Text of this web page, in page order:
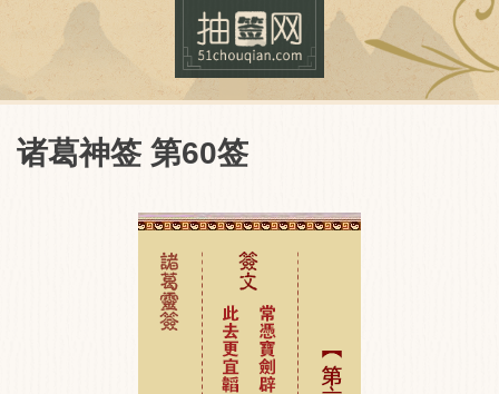
抽签网
诸葛神签 第60签